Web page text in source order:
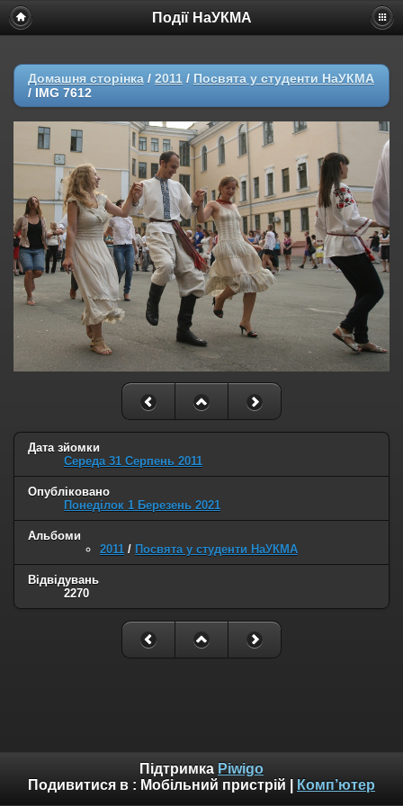
Події НаУКМА
Домашня сторінка / 2011 / Посвята у студенти НаУКМА
/ IMG 7612
Дата зйомки
Середа 31 Серпень 2011
Опубліковано
Понеділок 1 Березень 2021
Альбоми
2011 / Посвята у студенти НаУКМА
Відвідувань
2270
Підтримка Piwigo
Подивитися в : Мобільний пристрій Комп’ютер